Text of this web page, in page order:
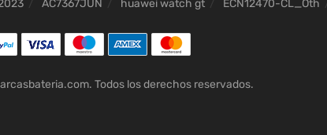
AC7367JUN huawei watch gt ECN12470-CL_Oth
Todos los derechos reservados.